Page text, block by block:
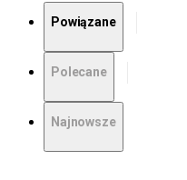
Powiązane
Polecane
Najnowsze